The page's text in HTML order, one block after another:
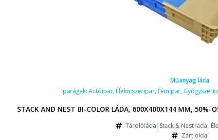
Műanyag láda
Iparágak: Autóipar,Élelmiszeripar,Fémipar,
STACK AND NEST BI-COLOR LÁDA, 600X400X144 MM, 50%-
Tárolóláda|Stack & Nest
Zárt oldal